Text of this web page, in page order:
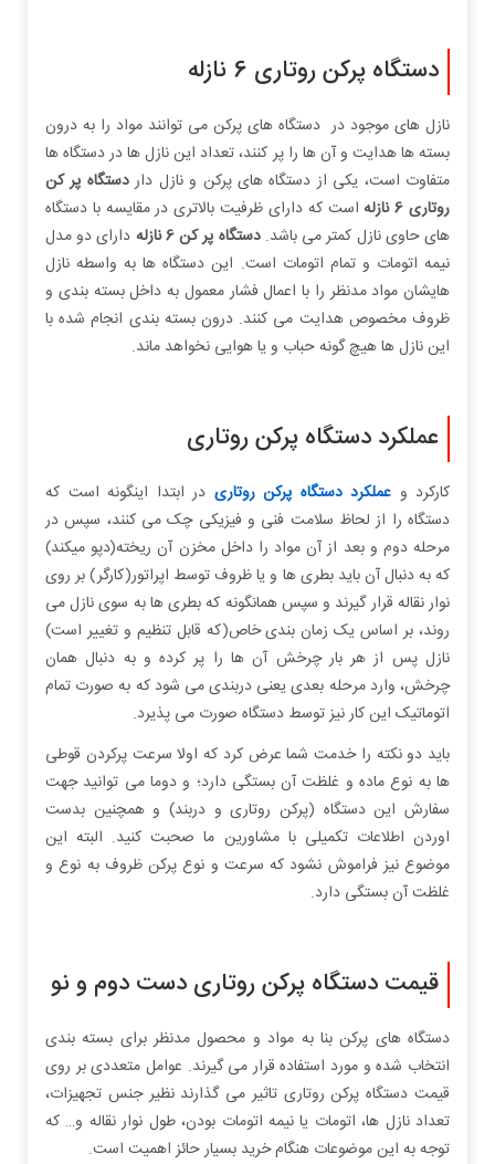
دستگاه پرکن روتاری 6 نازله
نازل های موجود در دستگاه های پرکن می توانند مواد را به درون
بسته ها هدایت و آن ها را پر کنند، تعداد این نازل ها در دستگاه ها
متفاوت است، یکی از دستگاه های پرکن و نازل داردستگاه پر کن
روتاری 6 نازله
است که دارای ظرفیت بالاتری در مقایسه با دستگاه
های حاوی نازل کمتر می باشد.دستگاه پر کن 6 نازله
دارای دو مدل
نیمه اتومات و تمام اتومات است. این دستگاه ها به واسطه نازل
هایشان مواد مدنظر را با اعمال فشار معمول به داخل بسته بندی و
ظروف مخصوص هدایت می کنند. درون بسته بندی انجام شده با
این نازل ها هیچ گونه حباب و یا هوایی نخواهد ماند.
عملکرد دستگاه پرکن روتاری
کارکرد و عملکرد دستگاه پرکن روتاری در ابتدا اینگونه است که
دستگاه را از لحاظ سلامت فنی و فیزیکی چک می کنند، سپس در
مرحله دوم و بعد از آن مواد را داخل مخزن آن ریخته(دپو میکند)
که به دنبال آن باید بطری ها و یا ظروف توسط اپراتور(کارگر) بر روی
نوار نقاله قرار گیرند و سپس همانگونه که بطری ها به سوی نازل می
روند، بر اساس یک زمان بندی خاص(که قابل تنظیم و تغییر است)
نازل پس از هر بار چرخش آن ها را پر کرده و به دنبال همان
چرخش، وارد مرحله بعدی یعنی دربندی می شود که به صورت تمام
اتوماتیک این کار نیز توسط دستگاه صورت می پذیرد.
باید دو نکته را خدمت شما عرض کرد که اولا سرعت پرکردن قوطی
ها به نوع ماده و غلظت آن بستگی دارد؛ و دوما می توانید جهت
سفارش این دستگاه (پرکن روتاری و دربند) و همچنین بدست
اوردن اطلاعات تکمیلی با مشاورین ما صحبت کنید. البته این
موضوع نیز فراموش نشود که سرعت و نوع پرکن ظروف به نوع و
غلظت آن بستگی دارد.
قیمت دستگاه پرکن روتاری دست دوم و نو
دستگاه های پرکن بنا به مواد و محصول مدنظر برای بسته بندی
انتخاب شده و مورد استفاده قرار می گیرند. عوامل متعددی بر روی
قیمت دستگاه پرکن روتاری تاثیر می گذارند نظیر جنس تجهیزات،
تعداد نازل ها، اتومات یا نیمه اتومات بودن، طول نوار نقاله و… که
توجه به این موضوعات هنگام خرید بسیار حائز اهمیت است.